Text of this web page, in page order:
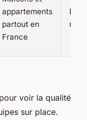
appartements
partout en
France
voir la qualité
sur place.